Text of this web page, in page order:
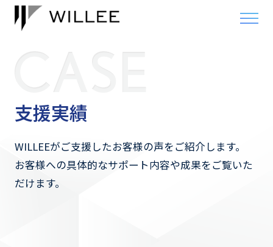
支援実績
WILLEEがご支援したお客様の声をご紹介します。
お客様への具体的なサポート内容や成果をご覧いた
だけます。